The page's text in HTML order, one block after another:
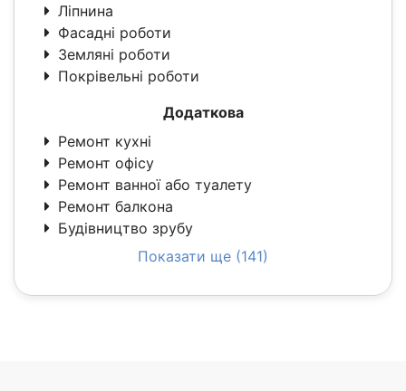
Ліпнина
Фасадні роботи
Земляні роботи
Покрівельні роботи
Додаткова
Ремонт кухні
Ремонт офісу
Ремонт ванної або туалету
Ремонт балкона
Будівництво зрубу
Показати ще (141)